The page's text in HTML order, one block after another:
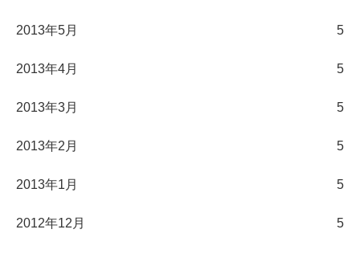
2013年5月 5
2013年4月 5
2013年3月 5
2013年2月 5
2013年1月 5
2012年12月 5